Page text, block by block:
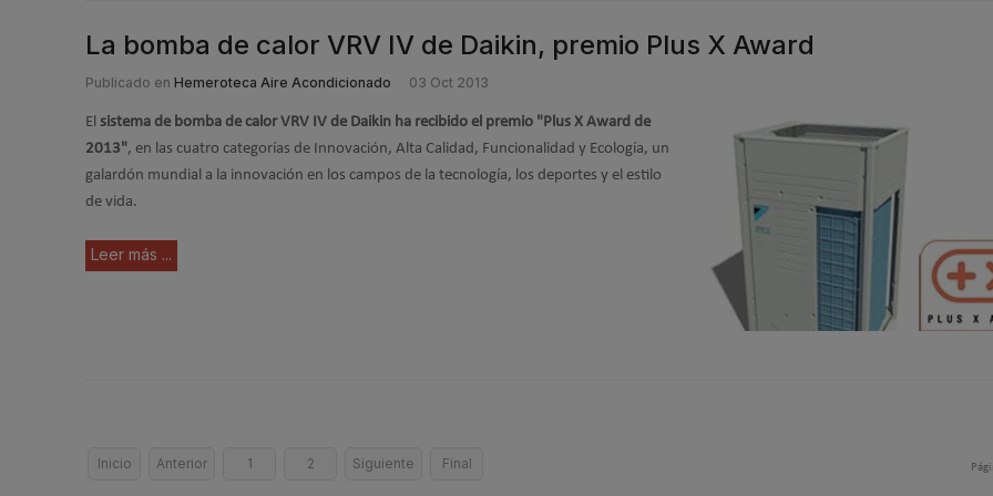
La bomba de calor VRV IV de Daikin, premio Plus X Award
Publicado en Hemeroteca Aire Acondicionado 03 Oct 2013
El sistema de bomba de calor VRV IV de Daikin ha recibido el premio "Plus X Award de
2013", en las cuatro categorías de Innovación, Alta Calidad, Funcionalidad y Ecología, un
galardón mundial a la innovación en los campos de la tecnología, los deportes y el estilo
de vida.
Leer más ...
Inicio Anterior 1 2 Siguiente Final